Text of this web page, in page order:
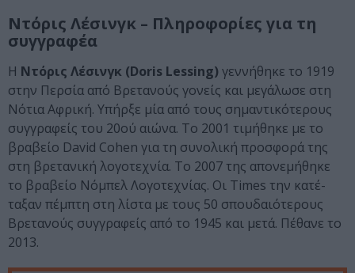
Ντόρις Λέσινγκ – Πληροφορίες για τη
συγγραφέα
Η Ντόρις Λέσινγκ (Doris Lessing) γεννήθηκε το 1919
στην Περσία από Βρετανούς γονείς και μεγά­λωσε στη
Νότια Αφρική. Υπήρξε μία από τους σημαντικότερους
συγγραφείς του 20ού αιώνα. Το 2001 τιμή­θηκε με το
βρα­βείο David Cohen για τη συνολική προσφορά της
στη βρετανική λογοτεχνία. Το 2007 της απονεμήθηκε
το βραβείο Νόμπελ Λογοτεχνίας. Οι Times την κατέ­­
ταξαν πέμπτη στη λίστα με τους 50 σπουδαιότερους
Βρετανούς συγγραφείς από το 1945 και μετά. Πέθανε το
2013.